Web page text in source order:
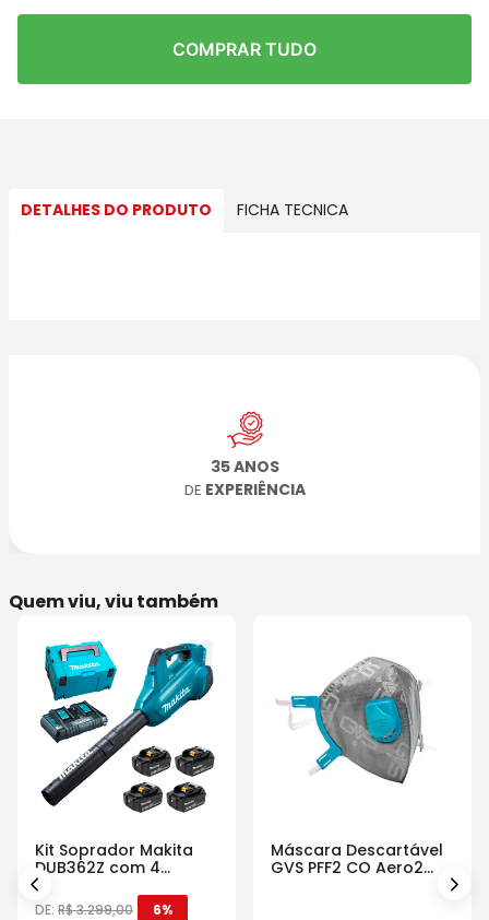
COMPRAR TUDO
DETALHES DO PRODUTO FICHA TECNICA
35 ANOS
DE EXPERIÊNCIA
Quem viu, viu também
Kit Soprador Makita
DUB362Z com 4
Baterias Carregador e
Maleta
DE: R$3.299,00 6%
Máscara Descartável
GVS PFF2 CO Aero2